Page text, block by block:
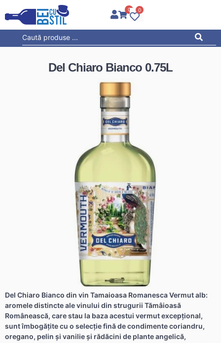
0 0
Del Chiaro Bianco 0.75L
Del Chiaro Bianco din vin Tamaioasa Romanesca Vermut alb:
aromele distincte ale vinului din strugurii Tămâioasă
Românească, care stau la baza acestui vermut excepțional,
sunt îmbogățite cu o selecție fină de condimente coriandru,
oregano, pelin și vanilie și rădăcini de plante angelică,